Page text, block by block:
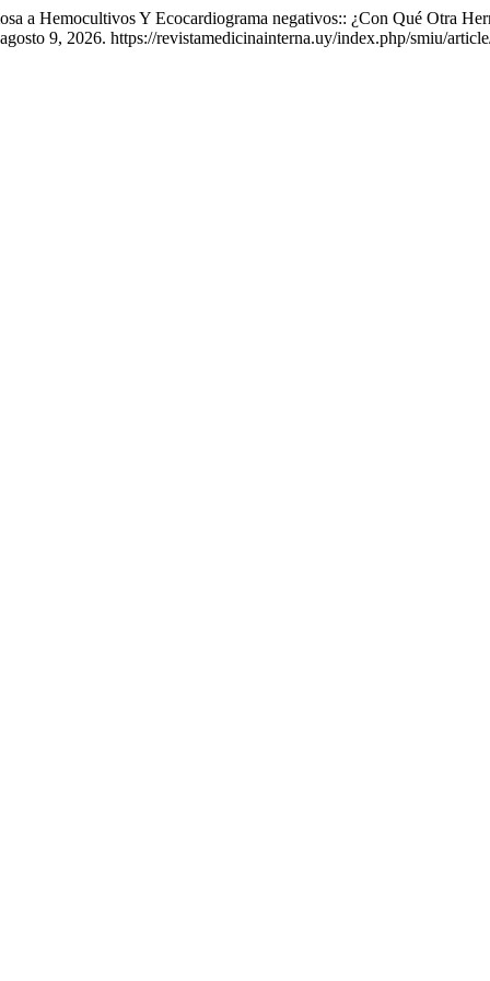
a Hemocultivos Y Ecocardiograma negativos:: ¿Con Qué Otra
9, 2026. https://revistamedicinainterna.uy/index.php/smiu/